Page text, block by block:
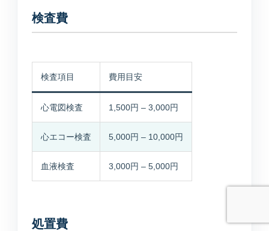
検査費
検査項目 費用目安
心電図検査 1,500円 – 3,000円
心エコー検査 5,000円 – 10,000円
血液検査 3,000円 – 5,000円
処置費